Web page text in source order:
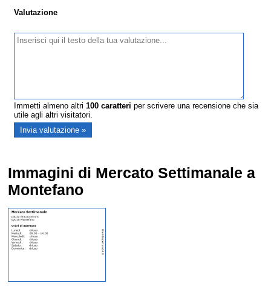
Valutazione
Immetti almeno altri100 caratteri per scrivere una recensione che sia
utile agli altri visitatori.
Immagini di Mercato Settimanale a
Montefano